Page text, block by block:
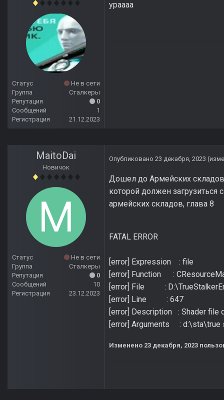
Статус
Не в сети
Группа
Сталкеры
Репутация
0
Сообщений
1
Регистрация
21.12.2023
ураааа
MaitoDai
Новичок
Статус
Не в сети
Группа
Сталкеры
Репутация
0
Сообщений
10
Регистрация
23.12.2023
Опубликовано 23 декабря, 2023
Дошел до Армейских складов
которой должен загрузиться
армейских складов, глава 8
FATAL ERROR
[error] Expression : file
[error] Function :
[error] File :
[error] Line : 647
[error] Description : Shader file
[error] Arguments : d:\sta\true
Изменено 23 декабря, 2023